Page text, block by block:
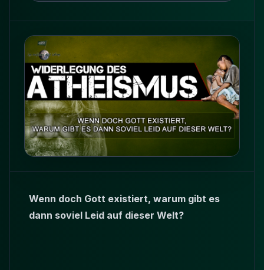
Wenn doch Gott existiert, warum gibt es
dann soviel Leid auf dieser Welt?